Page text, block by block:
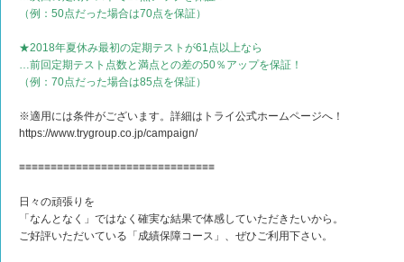
（例：50点だった場合は70点を保証）
★2018年夏休み最初の定期テストが61点以上なら
…前回定期テスト点数と満点との差の50％アップを保証！
（例：70点だった場合は85点を保証）
※適用には条件がございます。詳細はトライ公式ホームページへ！
https://www.trygroup.co.jp/campaign/
≡≡≡≡≡≡≡≡≡≡≡≡≡≡≡≡≡≡≡≡≡≡≡≡≡≡≡≡≡≡≡
日々の頑張りを
「なんとなく」ではなく確実な結果で体感していただきたいから。
ご好評いただいている「成績保障コース」、ぜひご利用下さい。